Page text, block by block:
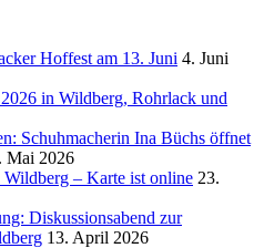
Hoffest am 13. Juni 4. Juni
in Wildberg, Rohrlack und
Schuhmacherin Ina Büchs öffnet
Mai 2026
– Karte ist online 23.
Diskussionsabend zur
13. April 2026